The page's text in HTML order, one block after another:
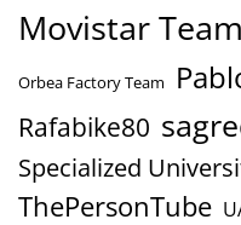
Movistar Team
Orbea Factory Team
Rafabike80
Specialized
ThePersonTube